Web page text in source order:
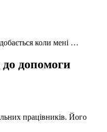
коли мені …
допомоги
працівників. Його